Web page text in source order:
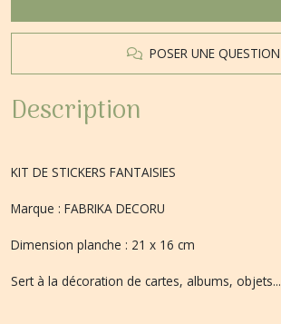
POSER UNE QUESTION
Description
KIT DE STICKERS FANTAISIES
Marque : FABRIKA DECORU
Dimension planche : 21 x 16 cm
Sert à la décoration de cartes, albums, objets...